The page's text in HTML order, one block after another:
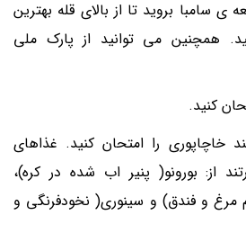
ی سامبا بروید تا از بالای قله بهترین
همچنین می توانید از پارک ملی
خاچاپوری را امتحان کنید. غذاهای
از: بورونو( پنیر اب شده در کره)،
مرغ و فندق) و سینوری( نخودفرنگی و